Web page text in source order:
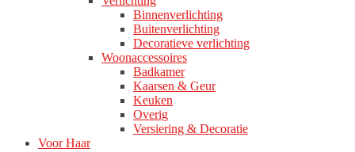
Binnenverlichting
Buitenverlichting
Decoratieve verlichting
Woonaccessoires
Badkamer
Kaarsen & Geur
Keuken
Overig
Versiering & Decoratie
Voor Haar